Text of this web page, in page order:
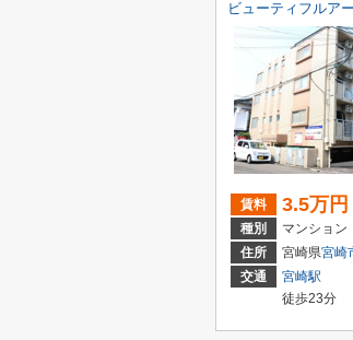
ビューティフルア
賃料 3.5万円
種別
マンション
住所
宮崎県宮崎
交通
宮崎駅
徒歩23分